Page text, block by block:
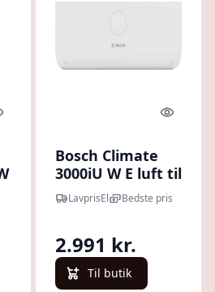
look Quick
Bosch Climate
3000iU W E luft til
luft klimaanlæg,
indedel, 5,3 kW
LavprisEl Bedste pris
2.991 kr.
Til butik